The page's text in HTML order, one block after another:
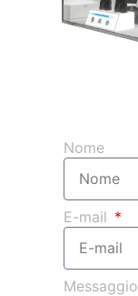
Nome
E-mail
Messaggio